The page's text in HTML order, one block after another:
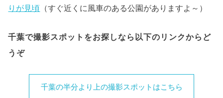
りが見頃 （すぐ近くに風車のある公園がありますよ～）
千葉で撮影スポットをお探しなら以下のリンクからど
うぞ
千葉の半分より上の撮影スポットはこちら